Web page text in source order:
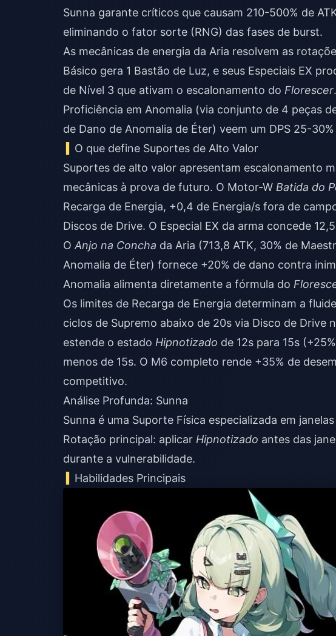
Sunna garante críticos que causam 210-500% de
eliminando o fator sorte (RNG) das fases de burst.
As mecânicas de energia da Aria resolvem as
Básico gera 1 Bastão de Luz, e seus Especiais EX
de Nível 3 que ativam o escalonamento do Florescer
Proficiência em Anomalia (via conjunto de 4 peças
de Dano de Anomalia de Éter) veem um DPS 25-
O que define Suportes de Alto Valor
Suportes de alto valor apresentam escalonamento
mecânicas à prova de futuro. O Motor-W Batida do
Recarga de Energia, +0,4 de Energia/s fora de
Discos de Drive. O Especial EX da arma concede
O Anjo na Concha da Aria (713,8 ATK, 30% de
Anomalia de Éter) fornece +20% de dano contra
Anomalia alimenta diretamente a fórmula do
Os limites de Recarga de Energia determinam a
ciclos de Supremo abaixo de 20s via Disco de Drive
estende o estado Hipnotizado de 12s para 15s
menos de 15s. O M6 completo rende +35% de
competitivo.
Análise Profunda: Sunna
Sunna é uma Suporte Física especializada em
Rotação principal: aplicar Hipnotizado antes das
durante a vulnerabilidade.
Habilidades Principais